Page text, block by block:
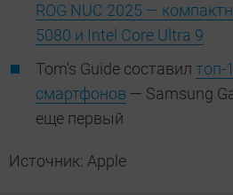
ROG NUC 2025 —
5080 и Intel Core Ultra 9
Tom's Guide составил топ-
смартфонов — Samsung
еще первый
Источник: Apple